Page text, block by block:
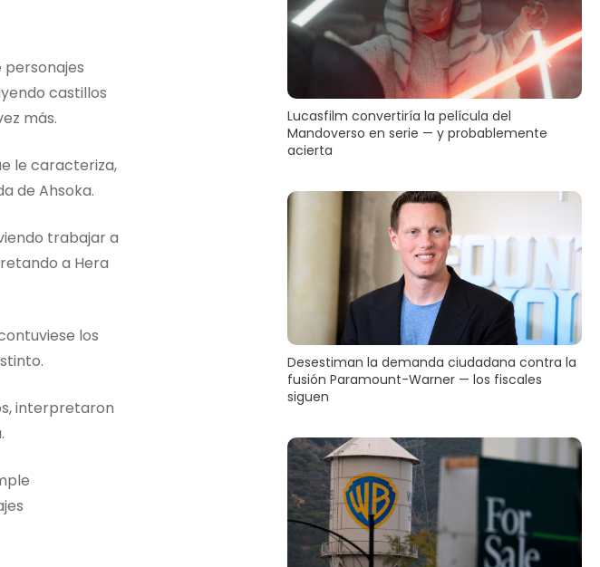
personajes
castillos
más.
le caracteriza,
de Ahsoka.
trabajar a
a Hera
los
interpretaron
Lucasfilm convertiría la película del
Mandoverso en serie — y probablemente
acierta
Desestiman la demanda ciudadana contra la
fusión Paramount-Warner — los fiscales
siguen